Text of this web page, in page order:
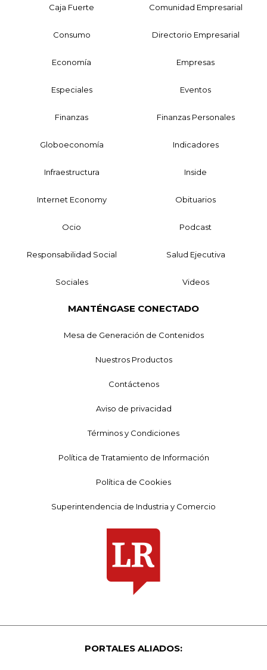
Caja Fuerte Comunidad Empresarial
Consumo Directorio Empresarial
Economía Empresas
Especiales Eventos
Finanzas Finanzas Personales
Globoeconomía Indicadores
Infraestructura Inside
Internet Economy Obituarios
Ocio Podcast
Responsabilidad Social Salud Ejecutiva
Sociales Videos
MANTÉNGASE CONECTADO
Mesa de Generación de Contenidos
Nuestros Productos
Contáctenos
Aviso de privacidad
Términos y Condiciones
Política de Tratamiento de Información
Política de Cookies
Superintendencia de Industria y Comercio
PORTALES ALIADOS: